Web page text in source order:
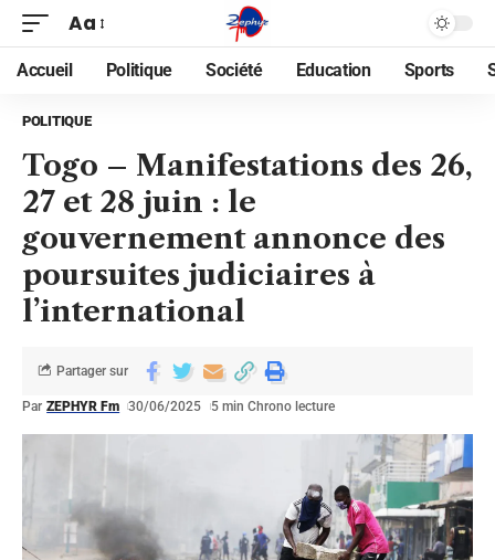
Aa
Accueil Politique Société Education Sports
POLITIQUE
Togo – Manifestations des 26,
27 et 28 juin : le
gouvernement annonce des
poursuites judiciaires à
l’international
Par ZEPHYR Fm 30/06/2025 5 min Chrono lecture
Partager sur